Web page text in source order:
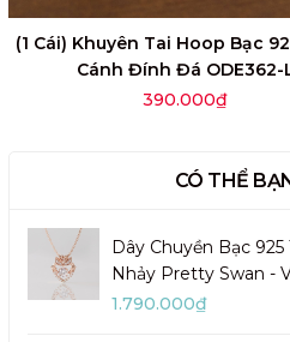
(1 Cái) Khuyên Tai Hoop Bạc
Cánh Đính Đá ODE362-
390.000₫
CÓ THỂ
Dây Chuyền Bạc
Nhảy Pretty Swan -
1.790.000₫